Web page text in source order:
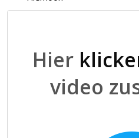
Hier
video